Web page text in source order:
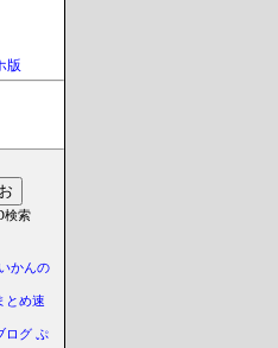
版
検索
かんの
とめ速
ログ ぷ